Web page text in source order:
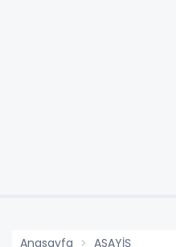
Anasayfa ASAYİŞ